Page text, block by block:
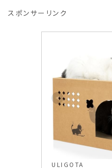
スポンサーリンク
ULIGOTA